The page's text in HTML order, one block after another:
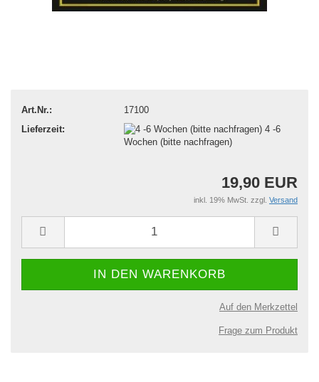
Art.Nr.:
17100
Lieferzeit:
4 -6
Wochen (bitte nachfragen)
19,90 EUR
inkl. 19% MwSt. zzgl. Versand
Auf den Merkzettel
Frage zum Produkt